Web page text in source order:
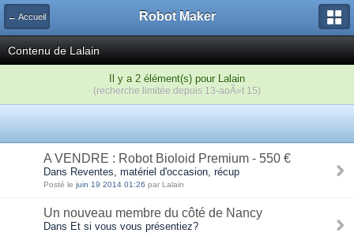
← Accueil Robot Maker
Contenu de Lalain
Il y a 2 élément(s) pour Lalain
(recherche limitée depuis 13-aoÃ»t 15)
A VENDRE : Robot Bioloid Premium - 550 €
Dans Reventes, matériel d'occasion, récup
Posté le juin 19 2014 01:26 par Lalain
Un nouveau membre du côté de Nancy
Dans Et si vous vous présentiez?